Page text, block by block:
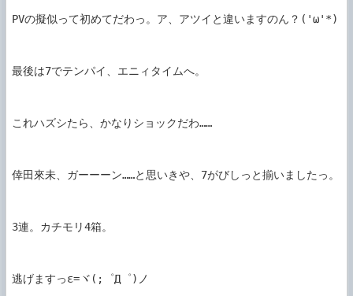
PVの擬似って初めてだわっ。ア、アツイと違いますのん？('ω'*)
最後は7でテンパイ、エニィタイムへ。
これハズシたら、かなりショックだわ……
倖田來未、ガーーーン……と思いきや、7がびしっと揃いましたっ。
3連。カチモリ4箱。
逃げますっε=ヾ(;゜Д゜)ノ